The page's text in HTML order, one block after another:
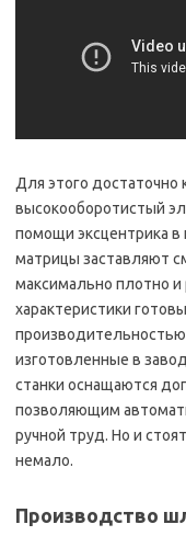
Для этого
высокооборотистый
помощи эксцентрика
матрицы заставляют
максимально плотно
характеристики
изготовленные в
станки оснащаются
позволяющим
ручной труд. Но и
немало.
Производство